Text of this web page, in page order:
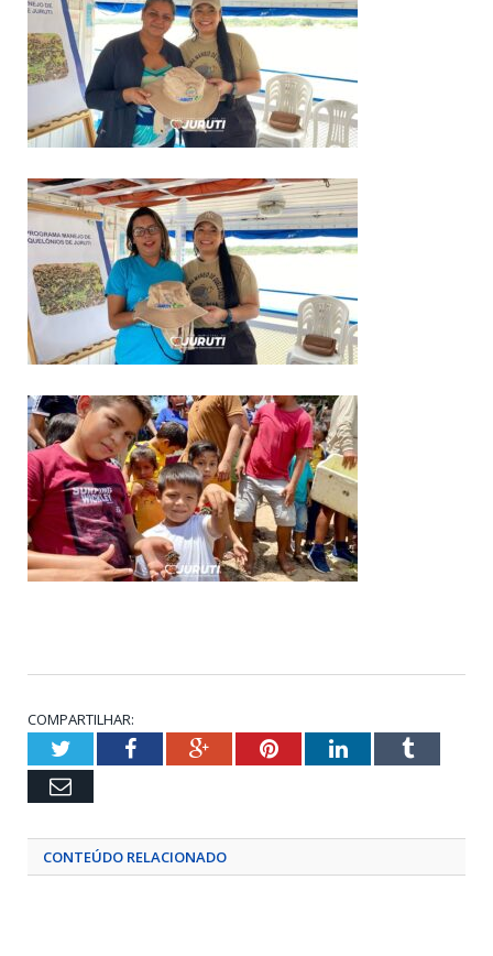
COMPARTILHAR:
TwitterFacebookGoogle+PinterestLinkedInTumblr
Email
CONTEÚDO RELACIONADO